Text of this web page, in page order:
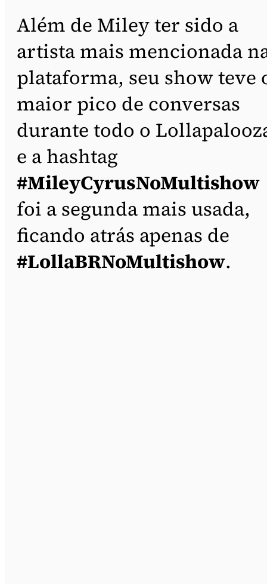
Além de Miley ter sido a
artista mais mencionada
plataforma, seu show teve
maior pico de conversas
durante todo o
e a hashtag
#MileyCyrusNoMultishow
foi a segunda mais usada,
ficando atrás apenas de
#LollaBRNoMultishow.